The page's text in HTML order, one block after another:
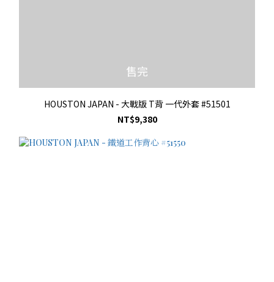
售完
HOUSTON JAPAN - 大戰版 T背 一代外套 #51501
NT$9,380